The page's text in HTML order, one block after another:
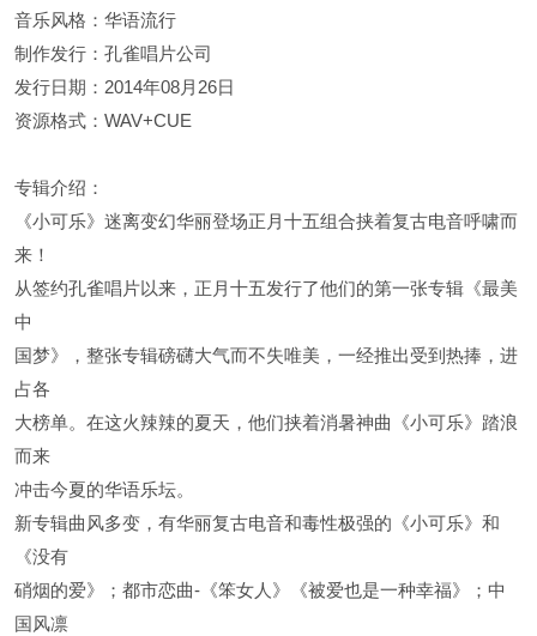
音乐风格：华语流行
制作发行：孔雀唱片公司
发行日期：2014年08月26日
资源格式：WAV+CUE
专辑介绍：
《小可乐》迷离变幻华丽登场正月十五组合挟着复古电音呼啸而
来！
从签约孔雀唱片以来，正月十五发行了他们的第一张专辑《最美
中
国梦》，整张专辑磅礴大气而不失唯美，一经推出受到热捧，进
占各
大榜单。在这火辣辣的夏天，他们挟着消暑神曲《小可乐》踏浪
而来
冲击今夏的华语乐坛。
新专辑曲风多变，有华丽复古电音和毒性极强的《小可乐》和
《没有
硝烟的爱》；都市恋曲-《笨女人》《被爱也是一种幸福》；中
国风凛